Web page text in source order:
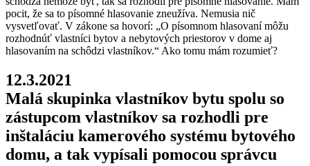
pocit, že sa to písomné hlasovanie zneužíva. Nemusia nič
vysvetľovať. V zákone sa hovorí: „O písomnom hlasovaní môžu
rozhodnúť vlastníci bytov a nebytových priestorov v dome aj
hlasovaním na schôdzi vlastníkov.“ Ako tomu mám rozumieť?
12.3.2021
Malá skupinka vlastníkov bytu spolu so
zástupcom vlastníkov sa rozhodli pre
inštaláciu kamerového systému bytového
domu, a tak vypísali pomocou správcu